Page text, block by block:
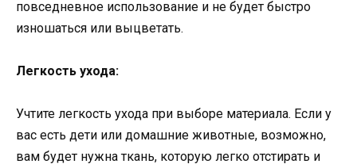
повседневное использование и не будет быстро
изношаться или выцветать.
Легкость ухода:
Учтите легкость ухода при выборе материала. Если у
вас есть дети или домашние животные, возможно,
вам будет нужна ткань, которую легко отстирать и